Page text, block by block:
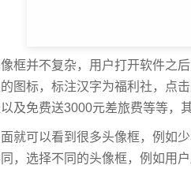
框并不复杂，用户打开软件之
图标，标注汉字为福利社，点
及免费送3000元差旅费等等，
就可以看到很多头像框，例如
，选择不同的头像框，例如用